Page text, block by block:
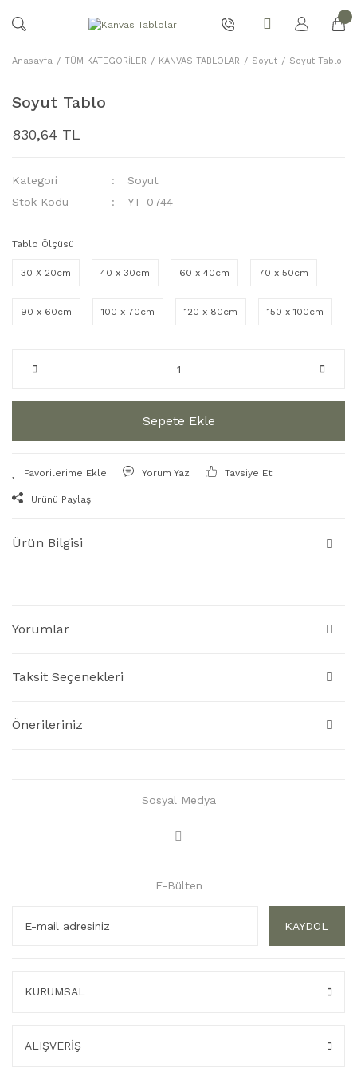
Anasayfa TÜM KATEGORİLER KANVAS TABLOLAR Soyut Soyut Tablo
Soyut Tablo
830,64 TL
Kategori
Soyut
Stok Kodu
YT-0744
Tablo Ölçüsü
30 X 20cm 40 x 30cm 60 x 40cm 70 x 50cm
90 x 60cm 100 x 70cm 120 x 80cm 150 x 100cm
Sepete Ekle
Yorum Yaz Tavsiye Et
Ürünü Paylaş
Ürün Bilgisi
Yorumlar
Taksit Seçenekleri
Önerileriniz
Sosyal Medya
E-Bülten
KAYDOL
KURUMSAL
ALIŞVERİŞ